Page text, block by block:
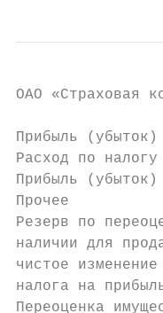
ОAО «Страховая
Прибыль
Расход по
Прибыль
Прочее
Резерв по
наличии
чистое
налога на
Переоценка